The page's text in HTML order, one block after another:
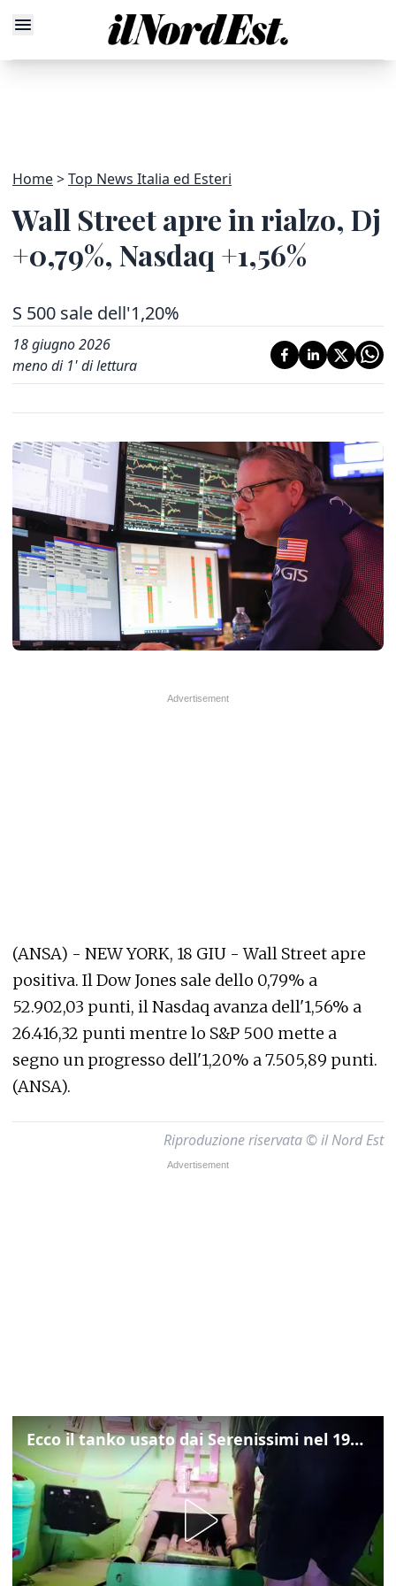
Home Top News Italia ed Esteri
Wall Street apre in rialzo, Dj
+0,79%, Nasdaq +1,56%
S 500 sale dell'1,20%
18 giugno 2026
meno di 1' di lettura
(ANSA) - NEW YORK, 18 GIU - Wall Street apre
positiva. Il Dow Jones sale dello 0,79% a
52.902,03 punti, il Nasdaq avanza dell'1,56% a
26.416,32 punti mentre lo S&P 500 mette a
segno un progresso dell'1,20% a 7.505,89 punti.
(ANSA).
Riproduzione riservata © il Nord Est
Ecco il tanko usato dai Serenissimi nel 1997 per il blitz a San Marco